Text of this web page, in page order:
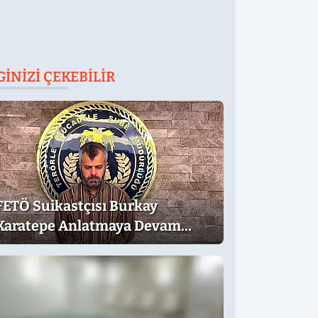
ÇEKEBILIR
Suikastçısı Burkay
Anlatmaya Devam
Suikast İçin Gittim